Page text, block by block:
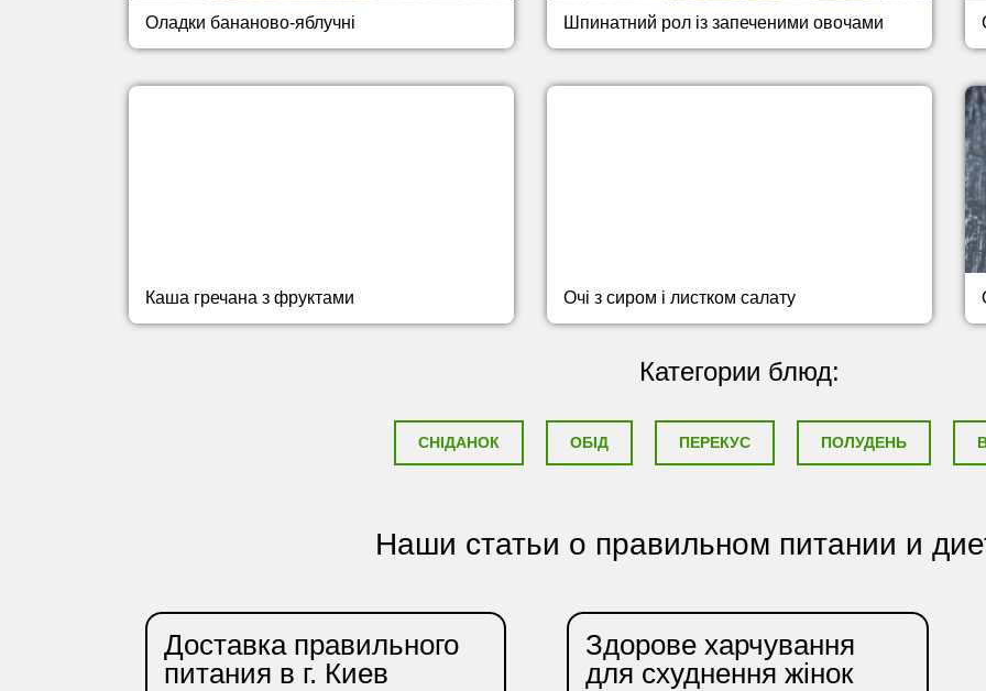
Оладки бананово-яблучні Шпинатний рол із запеченими овочами
Каша гречана з фруктами Очі з сиром і листком салату
Категории блюд:
СНІДАНОК ОБІД ПЕРЕКУС ПОЛУДЕНЬ
Наши статьи о правильном питании и
Доставка правильного
питания в г. Киев
Здорове харчування
для схуднення жінок